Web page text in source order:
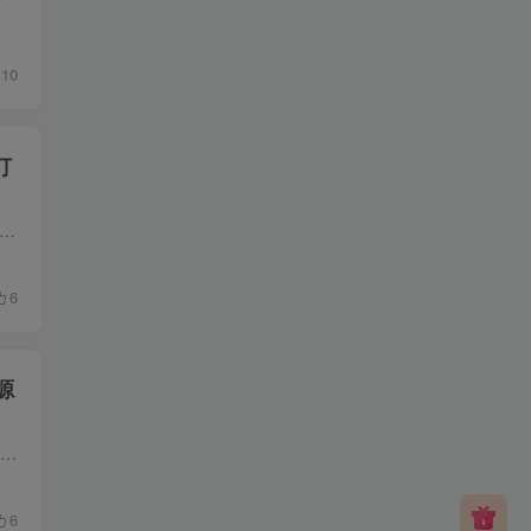
10
源码简介 彩虹易支付是一个专业的聚合支付系统，主要服务于网站程序，提供免签约的第三方支付平台服务。它支持多种支付方式，如支付宝当面付、微信扫码、码支付等，通过一站式的聚合收款方式，...
6
源码简介 LinPay码支付，作为2024年8月25日推出的创新支付解决方案，是一款第四方支付系统，无需支付许可证云拍照。该系统专为个人站长设计，旨在提供一个聚合免签平台，拥有出色的性能和多样的...
6